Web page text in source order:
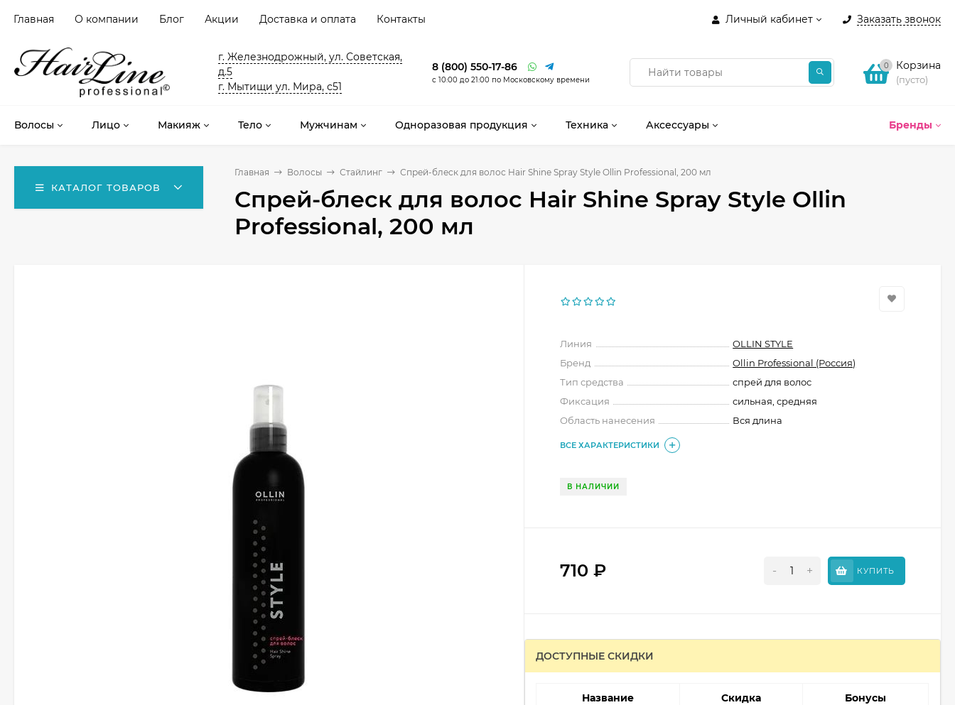
Личный кабинет Заказать звонок
Главная О компании Блог Акции Доставка и оплата Контакты
г. Железнодрожный, ул. Советская,
д.5
г. Мытищи ул. Мира, с51
8 (800) 550-17-86
с 10:00 до 21:00 по Московскому времени
0 Корзина
(пусто)
Бренды
Волосы Лицо Макияж Тело Мужчинам Одноразовая продукция Техника Аксессуары
КАТАЛОГ ТОВАРОВ
Главная Волосы Стайлинг Спрей-блеск для волос Hair Shine Spray Style Ollin Professional, 200 мл
Спрей-блеск для волос Hair Shine Spray Style Ollin
Professional, 200 мл
Линия
OLLIN STYLE
Бренд
Ollin Professional (Россия)
Тип средства
спрей для волос
Фиксация
сильная, средняя
Область нанесения
Вся длина
ВСЕ ХАРАКТЕРИСТИКИ
В НАЛИЧИИ
710₽ - + КУПИТЬ
ДОСТУПНЫЕ СКИДКИ
Название Скидка Бонусы